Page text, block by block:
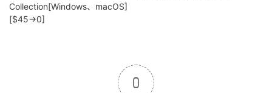
Collection[Windows、macOS]
[$45→0]
0